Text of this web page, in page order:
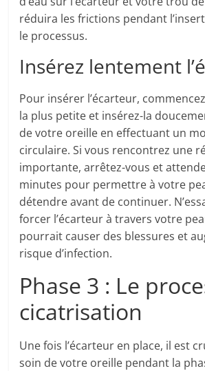
réduira les frictions pendant
le processus.
Insérez lentement
Pour insérer l’écarteur,
la plus petite et insérez-la
de votre oreille en effectuant un
circulaire. Si vous rencontrez une
importante, arrêtez-vous et
minutes pour permettre à votre
détendre avant de continuer.
forcer l’écarteur à travers votre
pourrait causer des blessures et
risque d’infection.
Phase 3 : Le
cicatrisation
Une fois l’écarteur en place, il est
soin de votre oreille pendant la